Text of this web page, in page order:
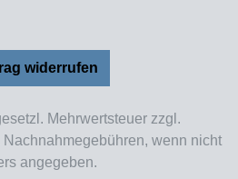
widerrufen
Mehrwertsteuer zzgl.
Nachnahmegebühren, wenn nicht
angegeben.